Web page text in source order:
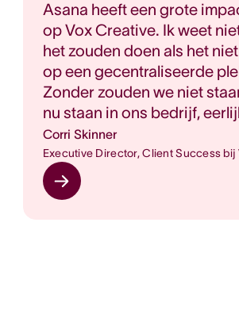
Asana heeft een grote
op Vox Creative. Ik weet
het zouden doen als het
op een gecentraliseerde
Zonder zouden we niet
nu staan in ons bedrijf,
Corri Skinner
Executive Director, Client Success bij